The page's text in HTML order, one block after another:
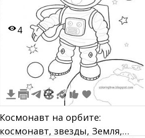
4
Космонавт на орбите:
космонавт, звезды, Земля,